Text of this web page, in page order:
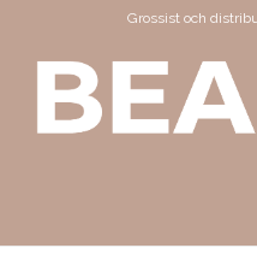
Grossist och